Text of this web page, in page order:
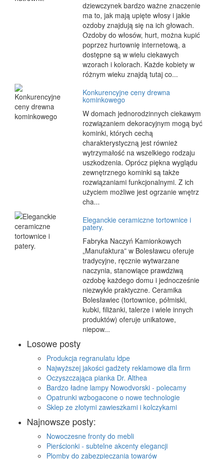
dziewczynek bardzo ważne znaczenie
ma to, jak mają upięte włosy i jakie
ozdoby znajdują się na ich głowach.
Ozdoby do włosów, hurt, można kupić
poprzez hurtownię internetową, a
dostępne są w wielu ciekawych
wzorach i kolorach. Każde kobiety w
różnym wieku znajdą tutaj co...
Konkurencyjne ceny drewna
kominkowego
W domach jednorodzinnych ciekawym
rozwiązaniem dekoracyjnym mogą być
kominki, których cechą
charakterystyczną jest również
wytrzymałość na wszelkiego rodzaju
uszkodzenia. Oprócz piękna wyglądu
zewnętrznego kominki są także
rozwiązaniami funkcjonalnymi. Z ich
użyciem możliwe jest ogrzanie wnętrz
cha...
Eleganckie ceramiczne tortownice i
patery.
Fabryka Naczyń Kamionkowych
„Manufaktura” w Bolesławcu oferuje
tradycyjne, ręcznie wytwarzane
naczynia, stanowiące prawdziwą
ozdobę każdego domu i jednocześnie
niezwykle praktyczne. Ceramika
Bolesławiec (tortownice, półmiski,
kubki, filiżanki, talerze i wiele innych
produktów) oferuje unikatowe,
niepow...
Losowe posty
Produkcja regranulatu ldpe
Najwyższej jakości gadżety reklamowe dla firm
Oczyszczająca pianka Dr. Althea
Bardzo ładne lampy Nowodvorski - polecamy
Opatrunki wzbogacone o nowe technologie
Sklep ze złotymi zawieszkami i kolczykami
Najnowsze posty:
Nowoczesne fronty do mebli
Pierścionki - subtelne akcenty elegancji
Plomby do zabezpieczania towarów